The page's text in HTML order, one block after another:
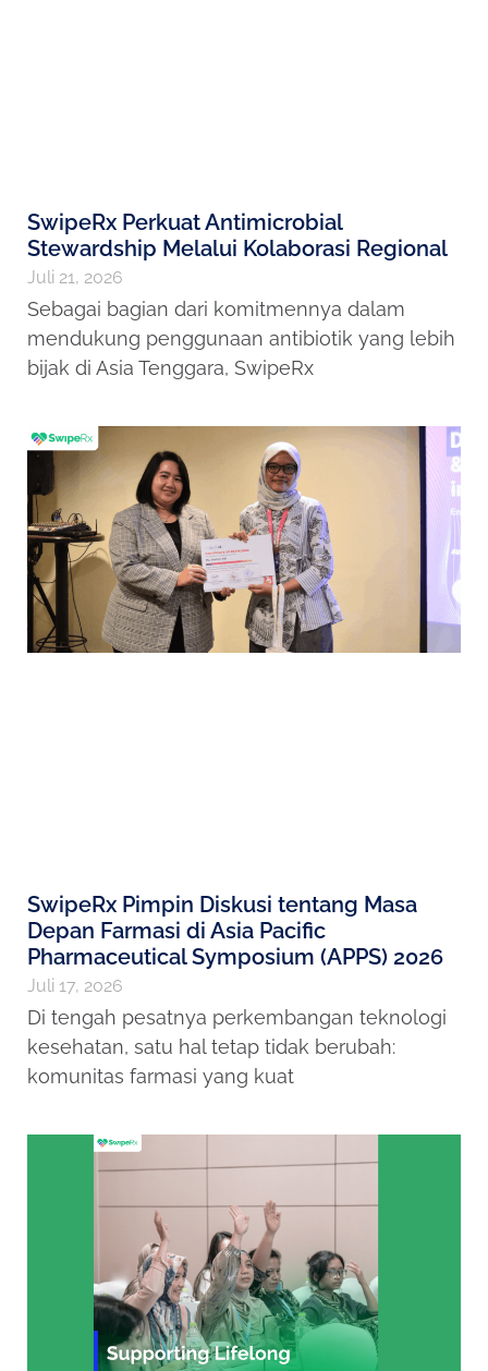
SwipeRx Perkuat Antimicrobial
Stewardship Melalui Kolaborasi Regional
Juli 21, 2026
Sebagai bagian dari komitmennya dalam
mendukung penggunaan antibiotik yang lebih
bijak di Asia Tenggara, SwipeRx
SwipeRx Pimpin Diskusi tentang Masa
Depan Farmasi di Asia Pacific
Pharmaceutical Symposium (APPS) 2026
Juli 17, 2026
Di tengah pesatnya perkembangan teknologi
kesehatan, satu hal tetap tidak berubah:
komunitas farmasi yang kuat